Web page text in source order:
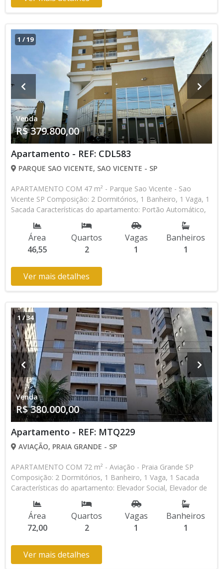
1 /19
Venda
R$ 379.800,00
Apartamento - REF: CDL583
PARQUE SAO VICENTE, SAO VICENTE - SP
APARTAMENTO COM 47 m² - Parque Sao Vicente - Sao
Vicente SP Composição: 2 Dormitórios, 1 Banheiro, 1 Vaga, 1
Sacada Características do apartamento: Portão Automático,
Piscina, Salão de Jogos, Salão de Festas, Espaço Kids Aceita
Financiamento Bancário Lançamento, Pronto para Morar *
Os valores e disponibilidade podem ser alterados sem prévio
aviso. Favor verificar entrando em contato com nossa equipe
Área
46,55
Quartos
2
Vagas
1
Banheiros
1
Ver mais detalhes
1/34
Venda
R$ 380.000,00
Apartamento - REF: MTQ229
AVIAÇÃO, PRAIA GRANDE - SP
APARTAMENTO COM 72 m² - Aviação - Praia Grande SP
Composição: 2 Dormitórios, 1 Banheiro, 1 Vaga, 1 Sacada
Características do apartamento: Elevador Social, Elevador de
Serviço, Portaria 24h, Piscina, Salão de Jogos, Salão de
Festas, Predio Frente Mar Aceita Financiamento Bancário
Aceita Financiamento Direto com a Construtora * Os valores
e disponibilidade podem ser alterados sem prévio aviso. Favor
Área
72,00
Quartos
2
Vagas
1
Banheiros
1
Ver mais detalhes